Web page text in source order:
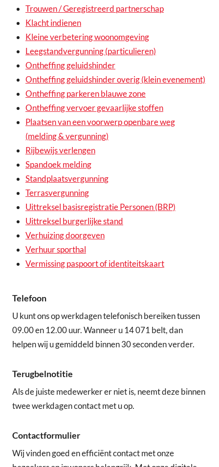
Trouwen / Geregistreerd partnerschap
Klacht indienen
Kleine verbetering woonomgeving
Leegstandvergunning (particulieren)
Ontheffing geluidshinder
Ontheffing geluidshinder overig (klein evenement)
Ontheffing parkeren blauwe zone
Ontheffing vervoer gevaarlijke stoffen
Plaatsen van een voorwerp openbare weg
(melding & vergunning)
Rijbewijs verlengen
Spandoek melding
Standplaatsvergunning
Terrasvergunning
Uittreksel basisregistratie Personen (BRP)
Uittreksel burgerlijke stand
Verhuizing doorgeven
Verhuur sporthal
Vermissing paspoort of identiteitskaart
Telefoon
U kunt ons op werkdagen telefonisch bereiken tussen
09.00 en 12.00 uur. Wanneer u 14 071 belt, dan
helpen wij u gemiddeld binnen 30 seconden verder.
Terugbelnotitie
Als de juiste medewerker er niet is, neemt deze binnen
twee werkdagen contact met u op.
Contactformulier
Wij vinden goed en efficiënt contact met onze